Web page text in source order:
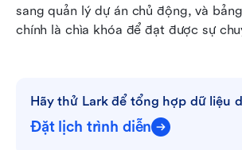
sang quản lý dự án chủ động, và
chính là chìa khóa để đạt được sự
Hãy thử Lark để tổng hợp dữ liệu
Đặt lịch trình diễn